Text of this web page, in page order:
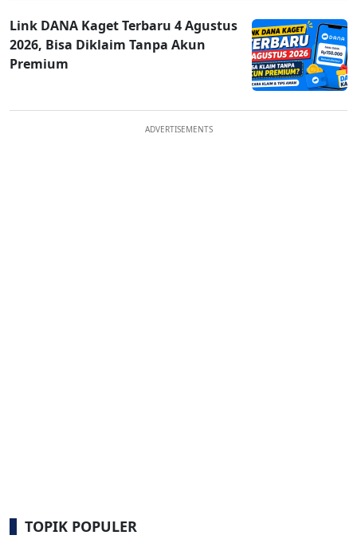
Link DANA Kaget Terbaru 4 Agustus
2026, Bisa Diklaim Tanpa Akun
Premium
ADVERTISEMENTS
TOPIK POPULER